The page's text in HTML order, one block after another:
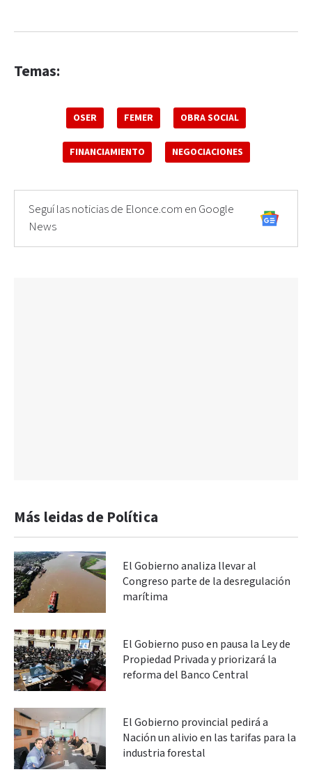
Temas:
OSER FEMER OBRA SOCIAL
FINANCIAMIENTO NEGOCIACIONES
Seguí las noticias de Elonce.com en Google
News
Más leidas de Política
El Gobierno analiza llevar al
Congreso parte de la desregulación
marítima
El Gobierno puso en pausa la Ley de
Propiedad Privada y priorizará la
reforma del Banco Central
El Gobierno provincial pedirá a
Nación un alivio en las tarifas para la
industria forestal